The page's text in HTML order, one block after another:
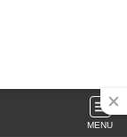
MENU